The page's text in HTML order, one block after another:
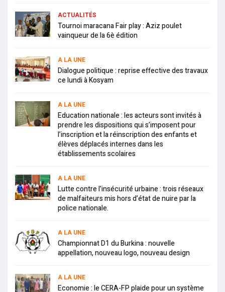
ACTUALITÉS
Tournoi maracana Fair play : Aziz poulet
vainqueur de la 6è édition
A LA UNE
Dialogue politique : reprise effective des travaux
ce lundi à Kosyam
A LA UNE
Education nationale : les acteurs sont invités à
prendre les dispositions qui s’imposent pour
l’inscription et la réinscription des enfants et
élèves déplacés internes dans les
établissements scolaires
A LA UNE
Lutte contre l’insécurité urbaine : trois réseaux
de malfaiteurs mis hors d’état de nuire par la
police nationale.
A LA UNE
Championnat D1 du Burkina : nouvelle
appellation, nouveau logo, nouveau design
A LA UNE
Economie : le CERA-FP plaide pour un système